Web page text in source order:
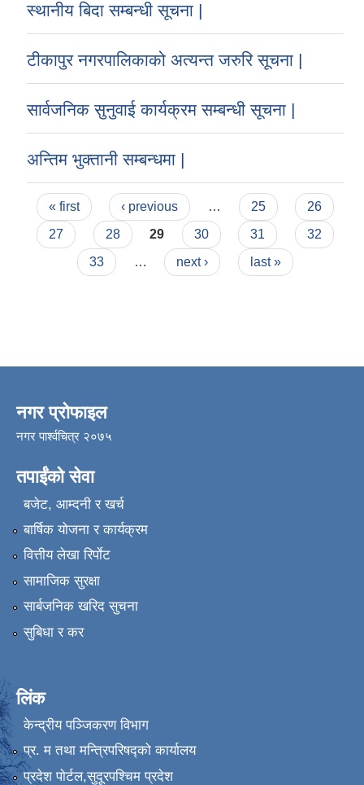
स्थानीय बिदा सम्बन्धी सूचना |
टीकापुर नगरपालिकाको अत्यन्त जरुरि सूचना |
सार्वजनिक सुनुवाई कार्यक्रम सम्बन्धी सूचना |
अन्तिम भुक्तानी सम्बन्धमा |
Pages
« first ‹ previous … 25
26
27
28 29 30 31
32
33
… next › last »
नगर प्रोफाइल
नगर पार्श्वचित्र २०७५
तपाईंको सेवा
बजेट, आम्दनी र खर्च
बार्षिक योजना र कार्यक्रम
वित्तीय लेखा रिर्पाेट
सामाजिक सुरक्षा
सार्बजनिक खरिद सुचना
सुबिधा र कर
लिंक
केन्द्रीय पञ्जिकरण विभाग
प्र. म तथा मन्त्रिपरिषद्को कार्यालय
प्रदेश पाेर्टल,सुदूरपश्चिम प्रदेश